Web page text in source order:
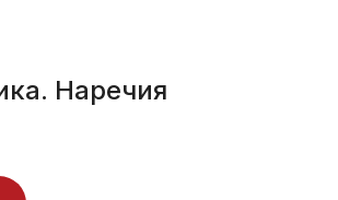
Наречия